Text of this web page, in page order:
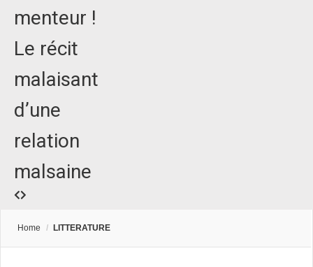
menteur !
Le récit
malaisant
d’une
relation
malsaine
Home / LITTERATURE